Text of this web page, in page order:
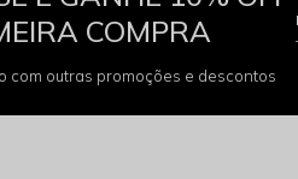
COMPRA
com outras promoções e descontos